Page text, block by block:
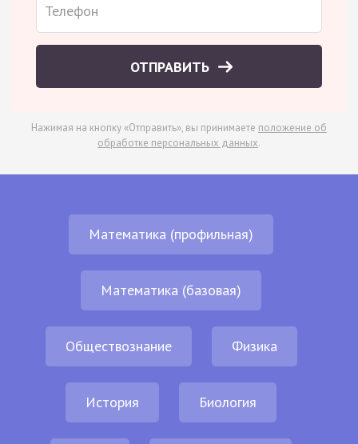
ОТПРАВИТЬ
Нажимая на кнопку «Отправить», вы принимаете положение об
обработке персональных данных.
Математика (профильная)
Математика (базовая)
Обществознание Физика
История Биология